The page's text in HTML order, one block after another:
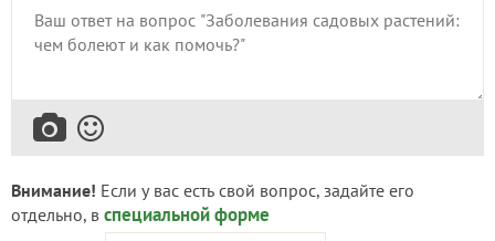
Внимание! Если у вас есть свой вопрос, задайте его
отдельно, в специальной форме